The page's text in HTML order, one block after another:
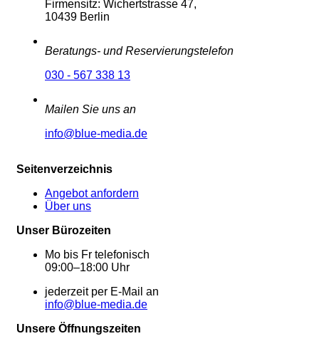
Firmensitz: Wichertstrasse 47,
10439 Berlin
Beratungs- und Reservierungstelefon
030 - 567 338 13
Mailen Sie uns an
info@blue-media.de
Seitenverzeichnis
Angebot anfordern
Über uns
Unser Bürozeiten
Mo bis Fr telefonisch
09:00–18:00 Uhr
jederzeit per E-Mail an
info@blue-media.de
Unsere Öffnungszeiten